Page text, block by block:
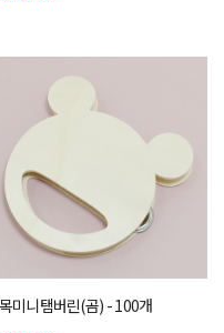
미니탬버린(곰) - 100개